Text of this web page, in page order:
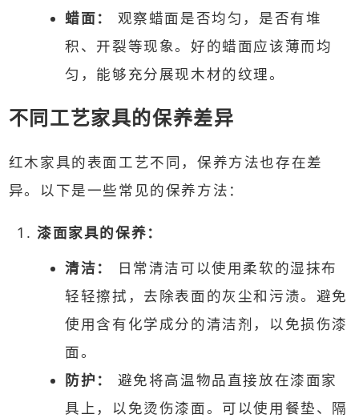
蜡面：
观察蜡面是否均匀，是否有堆
积、开裂等现象。好的蜡面应该薄而均
匀，能够充分展现木材的纹理。
不同工艺家具的保养差异
红木家具的表面工艺不同，保养方法也存在差
异。以下是一些常见的保养方法：
漆面家具的保养：
清洁：
日常清洁可以使用柔软的湿抹布
轻轻擦拭，去除表面的灰尘和污渍。避免
使用含有化学成分的清洁剂，以免损伤漆
面。
防护：
避免将高温物品直接放在漆面家
具上，以免烫伤漆面。可以使用餐垫、隔